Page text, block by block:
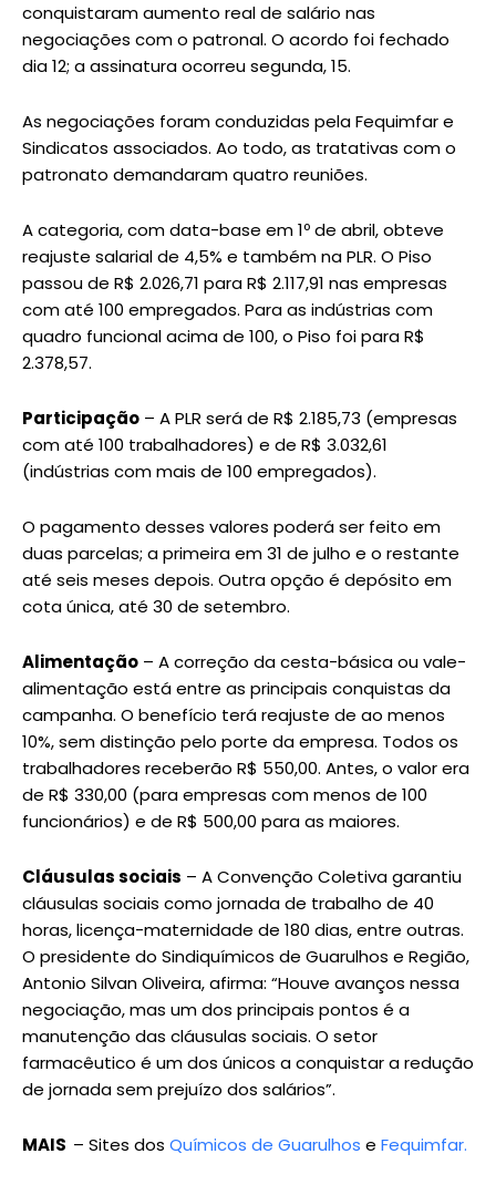
conquistaram aumento real de salário nas
negociações com o patronal. O acordo foi fechado
dia 12; a assinatura ocorreu segunda, 15.
As negociações foram conduzidas pela Fequimfar e
Sindicatos associados. Ao todo, as tratativas com o
patronato demandaram quatro reuniões.
A categoria, com data-base em 1º de abril, obteve
reajuste salarial de 4,5% e também na PLR. O Piso
passou de R$ 2.026,71 para R$ 2.117,91 nas empresas
com até 100 empregados. Para as indústrias com
quadro funcional acima de 100, o Piso foi para R$
2.378,57.
Participação – A PLR será de R$ 2.185,73 (empresas
com até 100 trabalhadores) e de R$ 3.032,61
(indústrias com mais de 100 empregados).
O pagamento desses valores poderá ser feito em
duas parcelas; a primeira em 31 de julho e o restante
até seis meses depois. Outra opção é depósito em
cota única, até 30 de setembro.
Alimentação – A correção da cesta-básica ou vale-
alimentação está entre as principais conquistas da
campanha. O benefício terá reajuste de ao menos
10%, sem distinção pelo porte da empresa. Todos os
trabalhadores receberão R$ 550,00. Antes, o valor era
de R$ 330,00 (para empresas com menos de 100
funcionários) e de R$ 500,00 para as maiores.
Cláusulas sociais – A Convenção Coletiva garantiu
cláusulas sociais como jornada de trabalho de 40
horas, licença-maternidade de 180 dias, entre outras.
O presidente do Sindiquímicos de Guarulhos e Região,
Antonio Silvan Oliveira, afirma: “Houve avanços nessa
negociação, mas um dos principais pontos é a
manutenção das cláusulas sociais. O setor
farmacêutico é um dos únicos a conquistar a redução
de jornada sem prejuízo dos salários”.
MAIS – Sites dos Químicos de Guarulhos e Fequimfar.